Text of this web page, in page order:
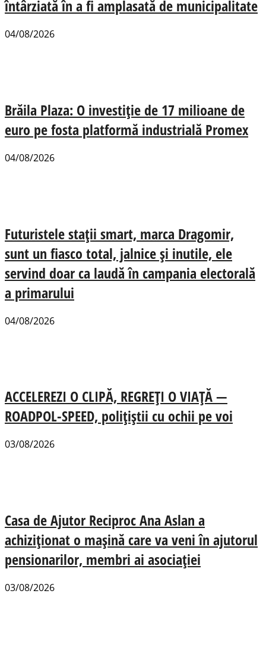
întârziată în a fi amplasată de municipalitate
04/08/2026
Brăila Plaza: O investiție de 17 milioane de
euro pe fosta platformă industrială Promex
04/08/2026
Futuristele stații smart, marca Dragomir,
sunt un fiasco total, jalnice și inutile, ele
servind doar ca laudă în campania electorală
a primarului
04/08/2026
ACCELEREZI O CLIPĂ, REGREȚI O VIAȚĂ —
ROADPOL-SPEED, polițiștii cu ochii pe voi
03/08/2026
Casa de Ajutor Reciproc Ana Aslan a
achiziționat o mașină care va veni în ajutorul
pensionarilor, membri ai asociației
03/08/2026